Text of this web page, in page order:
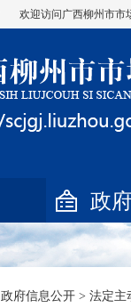
欢迎访问广西柳州市
政
政府信息公开 > 法定主